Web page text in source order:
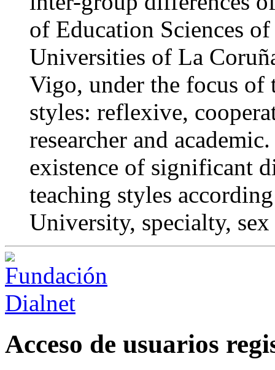
of Education Sciences
Universities of La
Vigo, under the focus
styles: reflexive,
researcher and
existence of significant
teaching styles
University, specialty, sex
Acceso de usuarios